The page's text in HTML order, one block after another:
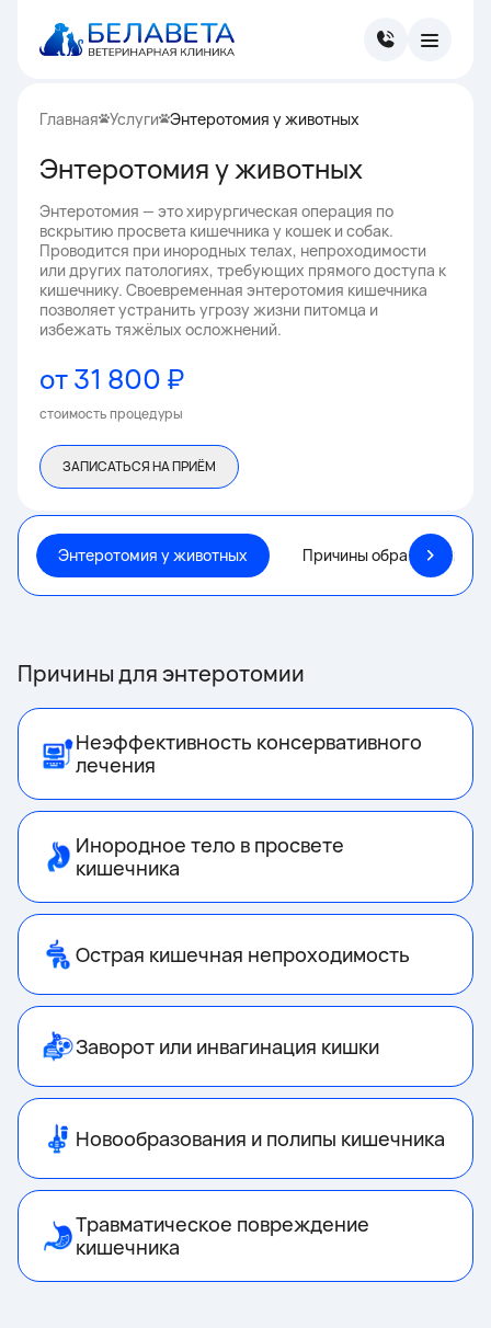
Главная Услуги Энтеротомия у животных
Энтеротомия у животных
Энтеротомия — это хирургическая операция по
вскрытию просвета кишечника у кошек и собак.
Проводится при инородных телах, непроходимости
или других патологиях, требующих прямого доступа к
кишечнику. Своевременная энтеротомия кишечника
позволяет устранить угрозу жизни питомца и
избежать тяжёлых осложнений.
от 31 800 ₽
стоимость процедуры
ЗАПИСАТЬСЯ НА ПРИЁМ
Энтеротомия у животных Причины обращения
Причины для энтеротомии
Неэффективность консервативного
лечения
Инородное тело в просвете
кишечника
Острая кишечная непроходимость
Заворот или инвагинация кишки
Новообразования и полипы кишечника
Травматическое повреждение
кишечника